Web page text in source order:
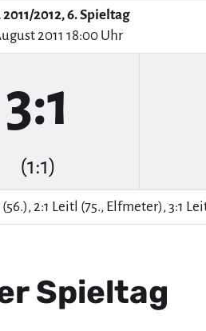
2012, 6. Spieltag
2011 18:00 Uhr
3:1
(1:1)
2:1 Leitl (75., Elfmeter), 3:1
Spieltag